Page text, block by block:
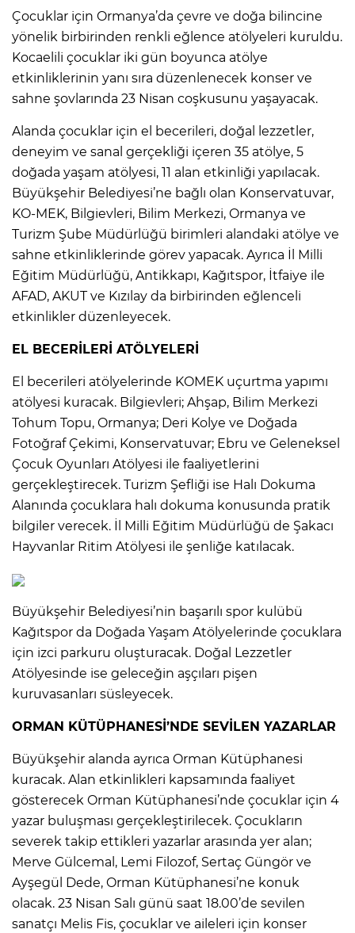
Çocuklar için Ormanya’da çevre ve doğa bilincine
yönelik birbirinden renkli eğlence atölyeleri kuruldu.
Kocaelili çocuklar iki gün boyunca atölye
etkinliklerinin yanı sıra düzenlenecek konser ve
sahne şovlarında 23 Nisan coşkusunu yaşayacak.
Alanda çocuklar için el becerileri, doğal lezzetler,
deneyim ve sanal gerçekliği içeren 35 atölye, 5
doğada yaşam atölyesi, 11 alan etkinliği yapılacak.
Büyükşehir Belediyesi’ne bağlı olan Konservatuvar,
KO-MEK, Bilgievleri, Bilim Merkezi, Ormanya ve
Turizm Şube Müdürlüğü birimleri alandaki atölye ve
sahne etkinliklerinde görev yapacak. Ayrıca İl Milli
Eğitim Müdürlüğü, Antikkapı, Kağıtspor, İtfaiye ile
AFAD, AKUT ve Kızılay da birbirinden eğlenceli
etkinlikler düzenleyecek.
EL BECERİLERİ ATÖLYELERİ
El becerileri atölyelerinde KOMEK uçurtma yapımı
atölyesi kuracak. Bilgievleri; Ahşap, Bilim Merkezi
Tohum Topu, Ormanya; Deri Kolye ve Doğada
Fotoğraf Çekimi, Konservatuvar; Ebru ve Geleneksel
Çocuk Oyunları Atölyesi ile faaliyetlerini
gerçekleştirecek. Turizm Şefliği ise Halı Dokuma
Alanında çocuklara halı dokuma konusunda pratik
bilgiler verecek. İl Milli Eğitim Müdürlüğü de Şakacı
Hayvanlar Ritim Atölyesi ile şenliğe katılacak.
Büyükşehir Belediyesi’nin başarılı spor kulübü
Kağıtspor da Doğada Yaşam Atölyelerinde çocuklara
için izci parkuru oluşturacak. Doğal Lezzetler
Atölyesinde ise geleceğin aşçıları pişen
kuruvasanları süsleyecek.
ORMAN KÜTÜPHANESİ’NDE SEVİLEN YAZARLAR
Büyükşehir alanda ayrıca Orman Kütüphanesi
kuracak. Alan etkinlikleri kapsamında faaliyet
gösterecek Orman Kütüphanesi’nde çocuklar için 4
yazar buluşması gerçekleştirilecek. Çocukların
severek takip ettikleri yazarlar arasında yer alan;
Merve Gülcemal, Lemi Filozof, Sertaç Güngör ve
Ayşegül Dede, Orman Kütüphanesi’ne konuk
olacak. 23 Nisan Salı günü saat 18.00’de sevilen
sanatçı Melis Fis, çocuklar ve aileleri için konser